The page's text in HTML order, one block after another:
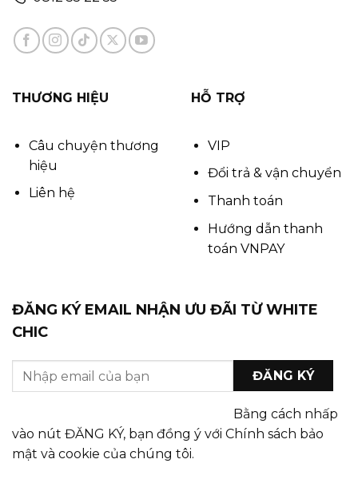
THƯƠNG HIỆU
Câu chuyện thương
hiệu
Liên hệ
HỖ TRỢ
VIP
Đổi trả & vận chuyển
Thanh toán
Hướng dẫn thanh
toán VNPAY
ĐĂNG KÝ EMAIL NHẬN ƯU ĐÃI TỪ WHITE
CHIC
Bằng cách nhấp
vào nút ĐĂNG KÝ, bạn đồng ý với Chính sách bảo
mật và cookie của chúng tôi.